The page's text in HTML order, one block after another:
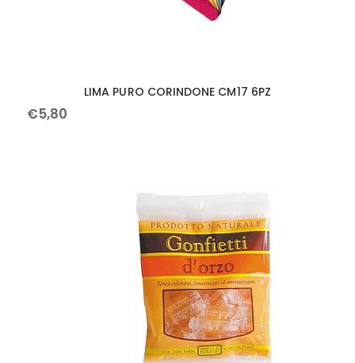
LIMA PURO CORINDONE CM17 6PZ
€5,80